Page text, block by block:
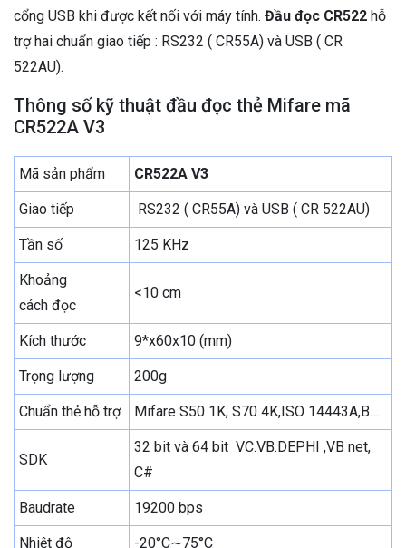
cổng USB khi được kết nối với máy tính. Đầu đọc CR522 hỗ
trợ hai chuẩn giao tiếp : RS232 ( CR55A) và USB ( CR
522AU).
Thông số kỹ thuật đầu đọc thẻ Mifare mã
CR522A V3
Mã sản phẩm CR522A V3
Giao tiếp RS232 ( CR55A) và USB ( CR 522AU)
Tần số 125 KHz
Khoảng
cách đọc
<10 cm
Kích thước 9*x60x10 (mm)
Trọng lượng 200g
Chuẩn thẻ hỗ trợ Mifare S50 1K, S70 4K,ISO 14443A,B…
SDK
32 bit và 64 bit VC.VB.DEPHI ,VB net,
C#
Baudrate 19200 bps
Nhiệt độ -20°C∼75°C